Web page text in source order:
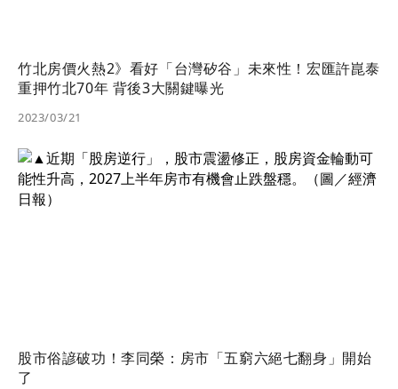
竹北房價火熱2》看好「台灣矽谷」未來性！宏匯許崑泰
重押竹北70年 背後3大關鍵曝光
2023/03/21
股市俗諺破功！李同榮：房市「五窮六絕七翻身」開始
了